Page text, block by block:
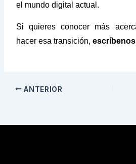
el mundo digital actual.
Si quieres conocer más
hacer esa transición,escríbenos
ANTERIOR